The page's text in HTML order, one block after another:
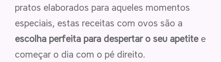
pratos elaborados para aqueles momentos
especiais, estas receitas com ovos são a
escolha perfeita para despertar o seu apetitee
começar o dia com o pé direito.